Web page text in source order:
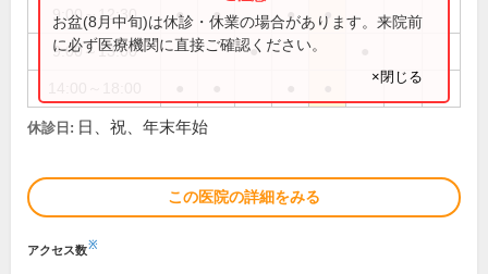
9:00～12:30 ● ● ● ●
9:00～13:00 ●
お盆(8月中旬)は休診・休業の場合があります。来院前
に必ず医療機関に直接ご確認ください。
×閉じる
休診日: 日、祝、年末年始
この医院の詳細をみる
アクセス数※